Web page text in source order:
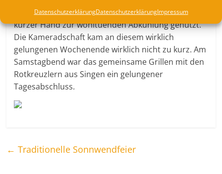
DatenschutzerklärungDatenschutzerklärungImpressum
Grund für Scheu: Das Strandbad am Rhein wurde
kurzer Hand zur wohltuenden Abkühlung genutzt.
Die Kameradschaft kam an diesem wirklich
gelungenen Wochenende wirklich nicht zu kurz. Am
Samstagbend war das gemeinsame Grillen mit den
Rotkreuzlern aus Singen ein gelungener
Tagesabschluss.
← Traditionelle Sonnwendfeier